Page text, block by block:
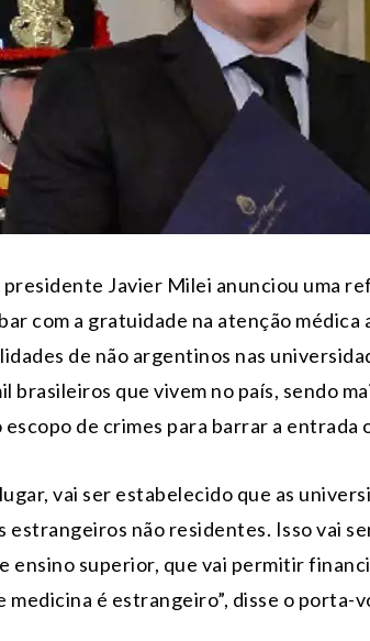
presidente Javier Milei anunciou uma
com a gratuidade na atenção
de não argentinos nas
brasileiros que vivem no país, sendo
escopo de crimes para barrar a
vai ser estabelecido que as
estrangeiros não residentes. Isso vai
ensino superior, que vai permitir
medicina é estrangeiro”, disse o porta-